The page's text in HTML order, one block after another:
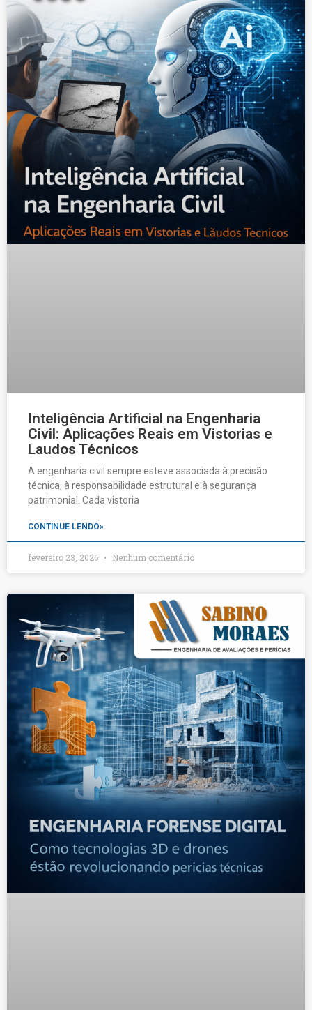
Inteligência Artificial na Engenharia
Civil: Aplicações Reais em Vistorias e
Laudos Técnicos
A engenharia civil sempre esteve associada à precisão
técnica, à responsabilidade estrutural e à segurança
patrimonial. Cada vistoria
CONTINUE LENDO»
fevereiro 23, 2026 Nenhum comentário